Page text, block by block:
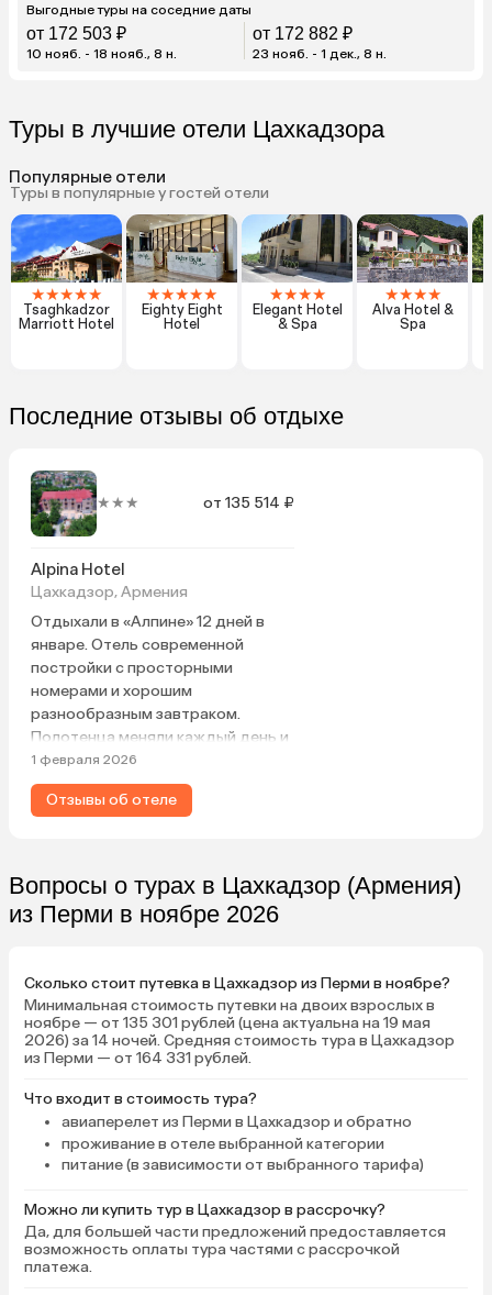
Выгодные туры на соседние даты
от 172 503 ₽
10 нояб. - 18 нояб., 8 н.
от 172 882 ₽
23 нояб. - 1 дек., 8 н.
Туры в лучшие отели Цахкадзора
Популярные отели
Туры в популярные у гостей отели
★★★★★
Tsaghkadzor
Marriott Hotel
★★★★★
Eighty Eight
Hotel
★★★★
Elegant Hotel
& Spa
★★★★
Alva Hotel &
Spa
Последние отзывы об отдыхе
★★★ от 135 514 ₽
Alpina Hotel
Цахкадзор, Армения
Отдыхали в «Алпине» 12 дней в
январе. Отель современной
постройки с просторными
номерами и хорошим
разнообразным завтраком.
Полотенца меняли каждый день и
давали по 0,5 воды в бутылках на
человека, но есть и кулеры.
Трансфер нерегулярный до горы,
время снега машина туда не
доезжала. Идти по дороге до
отеля приходится по колее
1 февраля 2026
Отзывы об отеле
Вопросы о турах в Цахкадзор (Армения)
из Перми в ноябре 2026
Сколько стоит путевка в Цахкадзор из Перми в ноябре?
Минимальная стоимость путевки на двоих взрослых в
ноябре — от 135 301 рублей (цена актуальна на 19 мая
2026) за 14 ночей. Средняя стоимость тура в Цахкадзор
из Перми — от 164 331 рублей.
Что входит в стоимость тура?
авиаперелет из Перми в Цахкадзор и обратно
проживание в отеле выбранной категории
питание (в зависимости от выбранного тарифа)
Можно ли купить тур в Цахкадзор в рассрочку?
Да, для большей части предложений предоставляется
возможность оплаты тура частями с рассрочкой
платежа.